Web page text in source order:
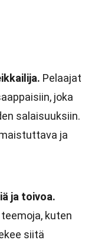
Pelaajat
joka
salaisuuksiin.
ja
ja toivoa.
kuten
siitä